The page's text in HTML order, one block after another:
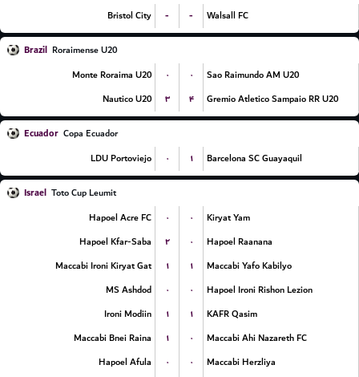
Bristol City
- - Walsall FC
Brazil Roraimense U20
Monte Roraima U20
۰ ۰
Sao Raimundo AM U20
Nautico U20
۳ ۴ Gremio Atletico Sampaio RR U20
Ecuador Copa Ecuador
LDU Portoviejo
۰ ۱ Barcelona SC Guayaquil
Israel Toto Cup Leumit
Hapoel Acre FC
۰ ۰
Kiryat Yam
Hapoel Kfar-Saba
۲ ۰
Hapoel Raanana
Maccabi Ironi Kiryat Gat
۱ ۱
Maccabi Yafo Kabilyo
MS Ashdod
۰ ۰
Hapoel Ironi Rishon Lezion
Ironi Modiin
۱ ۱
KAFR Qasim
Maccabi Bnei Raina
۱ ۰
Maccabi Ahi Nazareth FC
Hapoel Afula
۰ ۰
Maccabi Herzliya